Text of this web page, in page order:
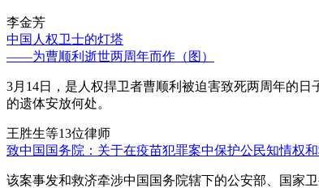
李金芳
中国人权卫士的灯塔
——为曹顺利逝世两周年而作（图）
3月14日，是人权捍卫者曹顺利被迫害致死两周年的
的遗体安放何处。
王胜生等13位律师
致中国国务院：关于在疫苗犯罪案中保护公民知情权
该案事发和救济牵涉中国国务院辖下的公安部、国家